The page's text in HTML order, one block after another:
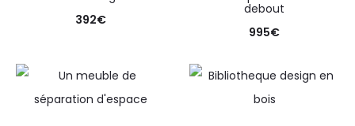
392€
debout
995€